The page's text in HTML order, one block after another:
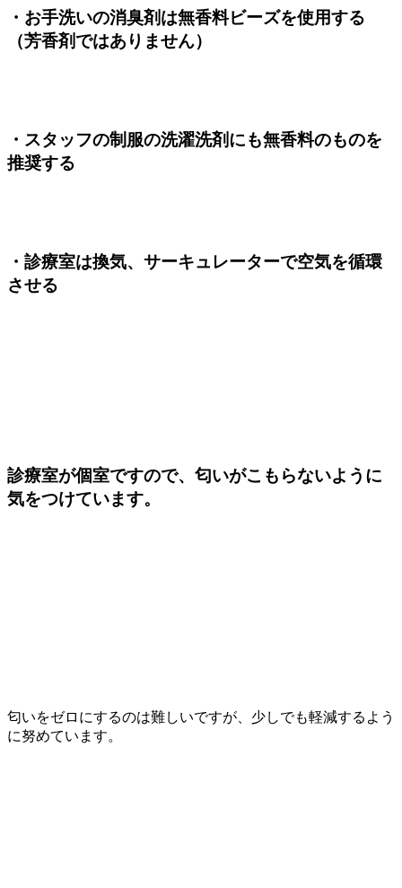
・お手洗いの消臭剤は無香料ビーズを使用する
（芳香剤ではありません）
・スタッフの制服の洗濯洗剤にも無香料のものを
推奨する
・診療室は換気、サーキュレーターで空気を循環
させる
診療室が個室ですので、匂いがこもらないように
気をつけています。
匂いをゼロにするのは難しいですが、少しでも軽減するよう
に努めています。